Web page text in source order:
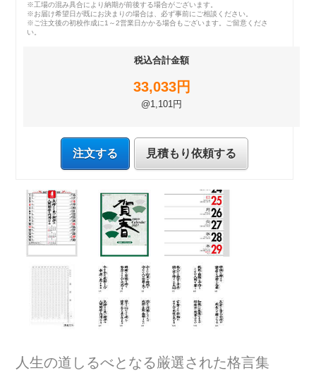
※工場の混み具合により納期が前後する場合がございます。
※お届け希望日が既にお決まりの場合は、必ず事前にご相談ください。
※ご注文後の初校作成に1～2営業日かかる場合もございます。ご留意くださ
い。
税込合計金額
33,033円
@1,101円
注文する 見積もり依頼する
人生の道しるべとなる厳選された格言集